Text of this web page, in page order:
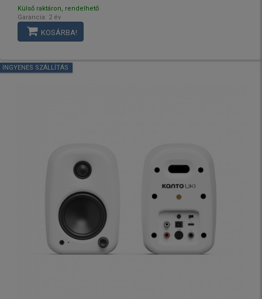
Külső raktáron, rendelhető
Garancia: 2 év
KOSÁRBA!
INGYENES SZÁLLÍTÁS